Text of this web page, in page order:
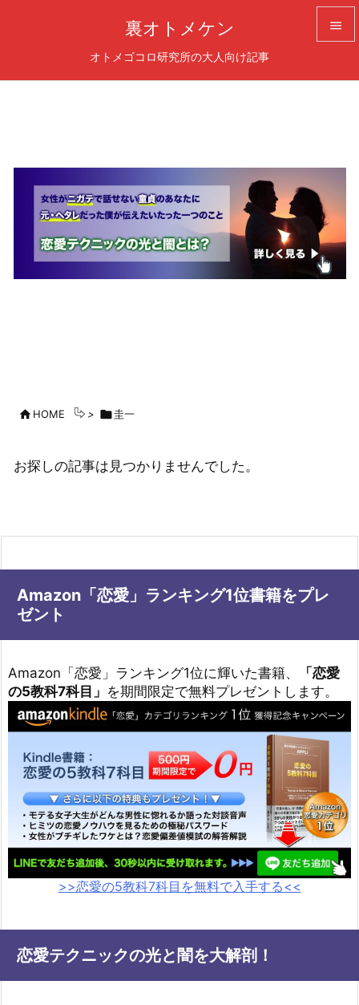
裏オトメケン
オトメゴコロ研究所の大人向け記事


HOME > 圭一
お探しの記事は見つかりませんでした。
Amazon「恋愛」ランキング1位書籍をプレ
ゼント
Amazon「恋愛」ランキング1位に輝いた書籍、
「恋愛
の5教科7科目」 を期間限定で無料プレゼントします。
>>恋愛の5教科7科目を無料で入手する<<
恋愛テクニックの光と闇を大解剖！